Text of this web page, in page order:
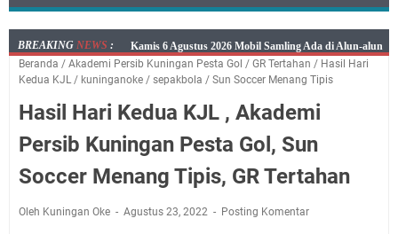
BREAKING NEWS :
Layanan Mobil Samsat Keliling Kuningan Kamis 6
Agustus 2026 Ada di Empat Titik
Keterlambatan Berarti Kegagalan
Setiap Noda Ada Pembersihnya, Salat Bisa Menjadi
Pembersih Dosa Kita, Ini Jadwal Salat Wilayah
Kuningan Kamis 6 Agustus 2026
Beranda / Akademi Persib Kuningan Pesta Gol / GR Tertahan / Hasil Hari
Kedua KJL / kuninganoke / sepakbola / Sun Soccer Menang Tipis
Hasil Hari Kedua KJL , Akademi
Persib Kuningan Pesta Gol, Sun
Soccer Menang Tipis, GR Tertahan
Oleh Kuningan Oke Agustus 23, 2022 Posting Komentar